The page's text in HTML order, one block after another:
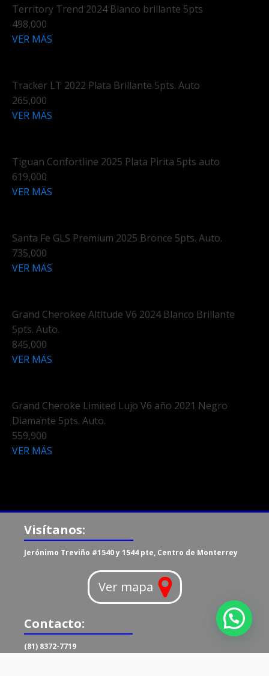
Territory Trend 2024 Blanco brillante 5pts
498,000
VER MÄS
Tracker LT 2022 Plata Brillante 5pts. Auto
265,000
VER MÄS
Tiguan Confortline 2025 Plata Pirita 5pts auto
619,000
VER MÄS
Santa Fe GLS Premium 2025 Bronce 5pts. Auto.
735,000
VER MÄS
Grand Cherokee Altitude V6 2024 Blanco Brillante
5pts. Auto.
845,000
VER MÄS
Grand Cheroke Limited Lujo V6 año 2021 Negro
Diamante 5pts. Auto.
559,900
VER MÄS
Visítanos:
Jerónimo Treviño #1540 y 1544 pte, Centro de Monterrey
Ver mapa
Contacto:
(81) 8372-7719